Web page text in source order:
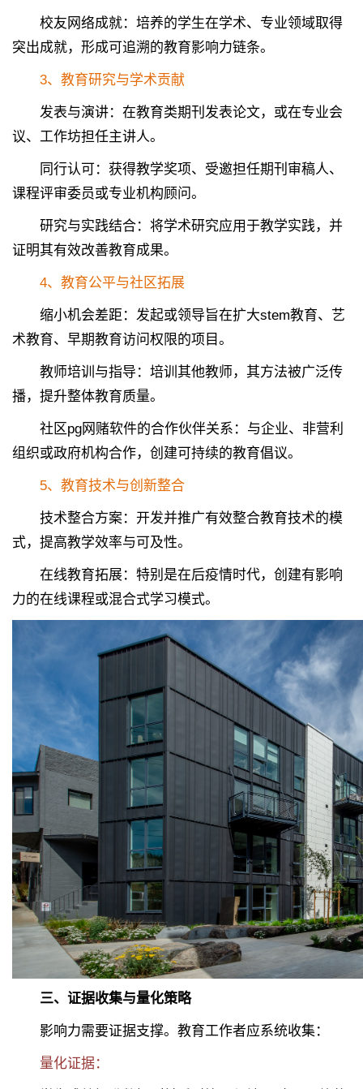
校友网络成就：培养的学生在学术、专业领域取得
突出成就，形成可追溯的教育影响力链条。
3、教育研究与学术贡献
发表与演讲：在教育类期刊发表论文，或在专业会
议、工作坊担任主讲人。
同行认可：获得教学奖项、受邀担任期刊审稿人、
课程评审委员或专业机构顾问。
研究与实践结合：将学术研究应用于教学实践，并
证明其有效改善教育成果。
4、教育公平与社区拓展
缩小机会差距：发起或领导旨在扩大stem教育、艺
术教育、早期教育访问权限的项目。
教师培训与指导：培训其他教师，其方法被广泛传
播，提升整体教育质量。
社区pg网赌软件的合作伙伴关系：与企业、非营利
组织或政府机构合作，创建可持续的教育倡议。
5、教育技术与创新整合
技术整合方案：开发并推广有效整合教育技术的模
式，提高教学效率与可及性。
在线教育拓展：特别是在后疫情时代，创建有影响
力的在线课程或混合式学习模式。
三、证据收集与量化策略
影响力需要证据支撑。教育工作者应系统收集：
量化证据：